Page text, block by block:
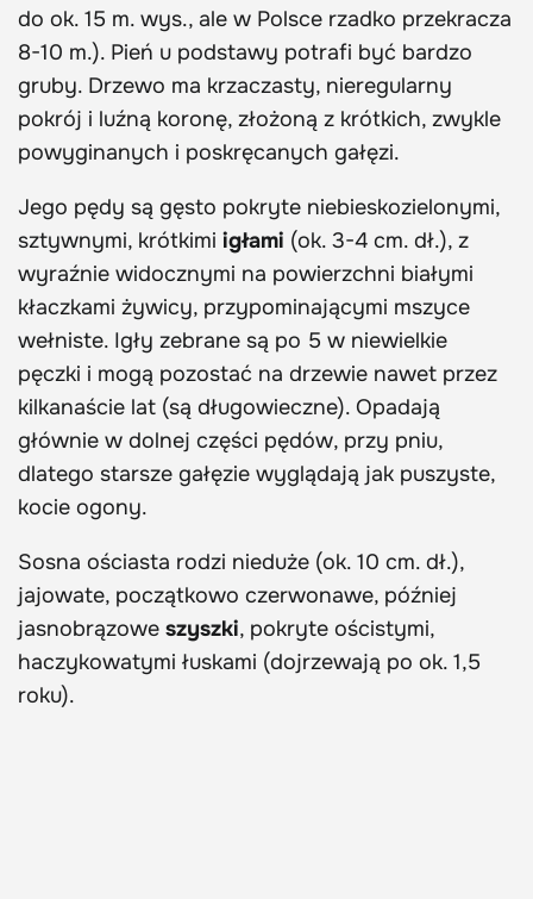
do ok. 15 m. wys., ale w Polsce rzadko przekracza
8-10 m.). Pień u podstawy potrafi być bardzo
gruby. Drzewo ma krzaczasty, nieregularny
pokrój i luźną koronę, złożoną z krótkich, zwykle
powyginanych i poskręcanych gałęzi.
Jego pędy są gęsto pokryte niebieskozielonymi,
sztywnymi, krótkimi igłami (ok. 3-4 cm. dł.), z
wyraźnie widocznymi na powierzchni białymi
kłaczkami żywicy, przypominającymi mszyce
wełniste. Igły zebrane są po 5 w niewielkie
pęczki i mogą pozostać na drzewie nawet przez
kilkanaście lat (są długowieczne). Opadają
głównie w dolnej części pędów, przy pniu,
dlatego starsze gałęzie wyglądają jak puszyste,
kocie ogony.
Sosna ościasta rodzi nieduże (ok. 10 cm. dł.),
jajowate, początkowo czerwonawe, później
jasnobrązowe szyszki, pokryte ościstymi,
haczykowatymi łuskami (dojrzewają po ok. 1,5
roku).